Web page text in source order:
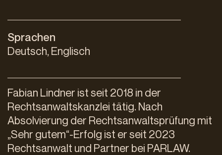
Sprachen
Deutsch, Englisch
Fabian Lindner ist seit 2018 in der
Rechtsanwaltskanzlei tätig. Nach
Absolvierung der Rechtsanwaltsprüfung mit
„Sehr gutem“-Erfolg ist er seit 2023
Rechtsanwalt und Partner bei PARLAW.